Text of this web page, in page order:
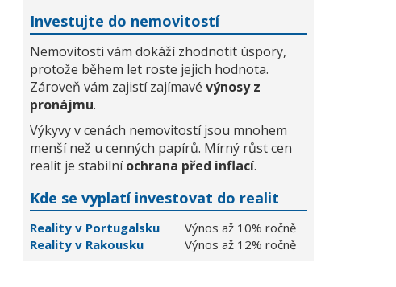
Investujte do nemovitostí
Nemovitosti vám dokáží zhodnotit úspory,
protože během let roste jejich hodnota.
Zároveň vám zajistí zajímavé výnosy z
pronájmu.
Výkyvy v cenách nemovitostí jsou mnohem
menší než u cenných papírů. Mírný růst cen
realit je stabilníochrana před inflací.
Kde se vyplatí investovat do realit
Reality v Portugalsku
Výnos až 10% ročně
Reality v Rakousku
Výnos až 12% ročně